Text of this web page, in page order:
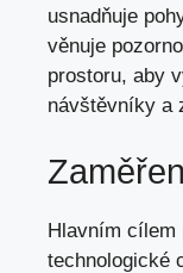
usnadňuje
věnuje
prostoru, aby
návštěvníky a
Hlavním cílem
technologické